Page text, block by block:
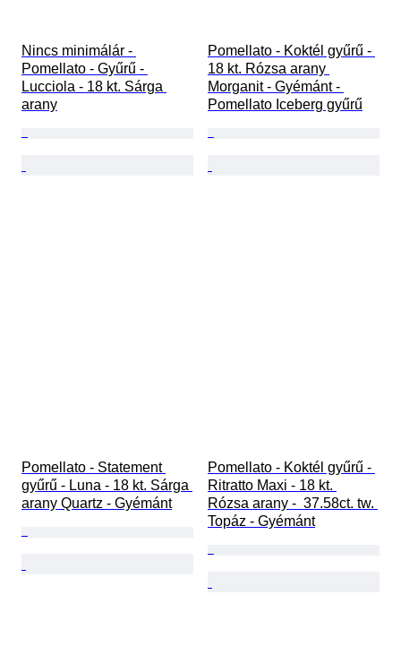
Nincs minimálár -
Pomellato - Gyűrű -
Lucciola - 18 kt. Sárga
arany
Pomellato - Koktél gyűrű -
18 kt. Rózsa arany
Morganit - Gyémánt -
Pomellato Iceberg gyűrű
Pomellato - Statement
gyűrű - Luna - 18 kt. Sárga
arany Quartz - Gyémánt
Pomellato - Koktél gyűrű -
Ritratto Maxi - 18 kt.
Rózsa arany -  37.58ct. tw.
Topáz - Gyémánt